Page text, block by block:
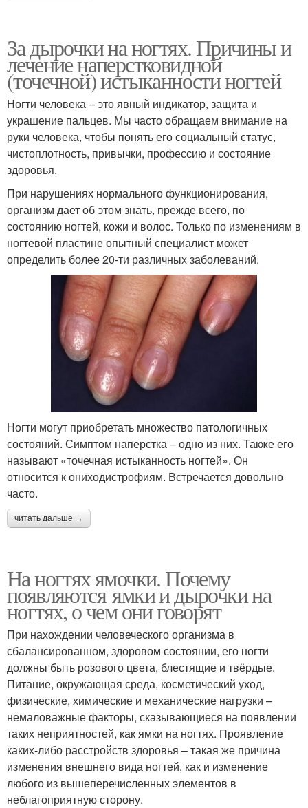
За дырочки на ногтях. Причины и
лечение наперстковидной
(точечной) истыканности ногтей
Ногти человека – это явный индикатор, защита и
украшение пальцев. Мы часто обращаем внимание на
руки человека, чтобы понять его социальный статус,
чистоплотность, привычки, профессию и состояние
здоровья.
При нарушениях нормального функционирования,
организм дает об этом знать, прежде всего, по
состоянию ногтей, кожи и волос. Только по изменениям в
ногтевой пластине опытный специалист может
определить более 20-ти различных заболеваний.
Ногти могут приобретать множество патологичных
состояний. Симптом наперстка – одно из них. Также его
называют «точечная истыканность ногтей». Он
относится к ониходистрофиям. Встречается довольно
часто.
читать дальше →
На ногтях ямочки. Почему
появляются ямки и дырочки на
ногтях, о чем они говорят
При нахождении человеческого организма в
сбалансированном, здоровом состоянии, его ногти
должны быть розового цвета, блестящие и твёрдые.
Питание, окружающая среда, косметический уход,
физические, химические и механические нагрузки –
немаловажные факторы, сказывающиеся на появлении
таких неприятностей, как ямки на ногтях. Проявление
каких-либо расстройств здоровья – такая же причина
изменения внешнего вида ногтей, как и изменение
любого из вышеперечисленных элементов в
неблагоприятную сторону.